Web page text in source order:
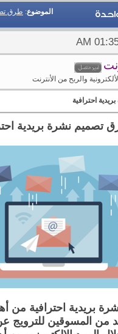
الموضوع: طرق
والربح من الأنترنت
احترافية
تصميم نشرة بريدية
بريدية احترافية من
من المسوقين للترويج عن